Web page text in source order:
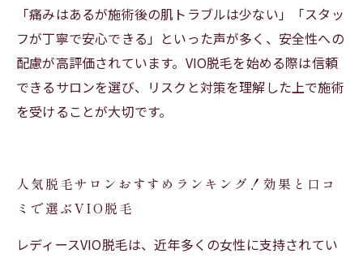
「痛みはあるが施術後の肌トラブルは少ない」「スタッ
フが丁寧で安心できる」といった声が多く、安全性への
配慮が高評価されています。VIO脱毛を始める際は信頼
できるサロンを選び、リスクと対策を理解した上で施術
を受けることが大切です。
人気脱毛サロンおすすめランキング！効果と口コ
ミで選ぶVIO脱毛
レディースVIO脱毛は、近年多くの女性に支持されてい